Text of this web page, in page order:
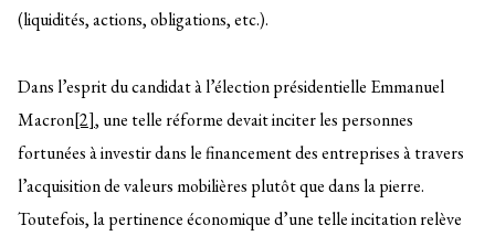
(liquidités, actions, obligations, etc.).
Dans l’esprit du candidat à l’élection présidentielle Emmanuel
Macron[2], une telle réforme devait inciter les personnes
fortunées à investir dans le financement des entreprises à travers
l’acquisition de valeurs mobilières plutôt que dans la pierre.
Toutefois, la pertinence économique d’une telle incitation relève